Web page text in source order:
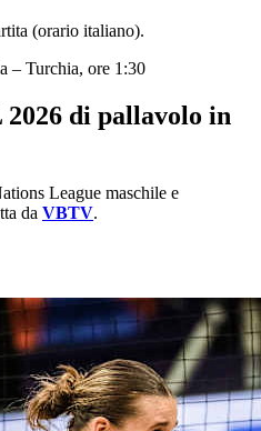
(orario italiano).
– Turchia, ore 1:30
2026 di pallavolo in
League maschile e
da VBTV.